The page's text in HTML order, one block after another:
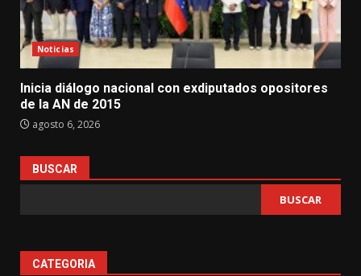
Noticias
Inicia diálogo nacional con exdiputados opositores
de la AN de 2015
agosto 6, 2026
BUSCAR
BUSCAR
CATEGORIA